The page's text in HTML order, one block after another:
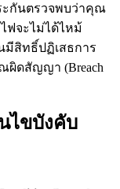
ะกันตรวจพบว่าคุณ
ฟจะไม่ได้ไหม้
มีสิทธิ์ปฏิเสธการ
ผิดสัญญา (Breach
นไขบังคับ